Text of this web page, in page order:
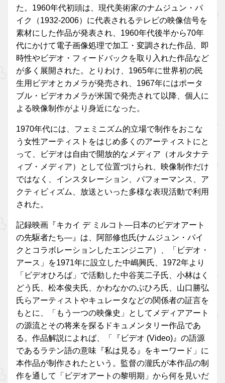
た。1960年代初頭は、現代美術家のナムジュン・パ
イク（1932-2006）に代表されるテレビの映像信号を
素材にした作品が発表され、1960年代後半から70年
代にかけて電子画像処理で加工・変調された作品、即
時性やビデオ・フィードバックを取り入れた作品など
が多く展開された。とりわけ、1965年に世界初の民
生用ビデオとカメラが発売され、1967年にはポータ
ブル・ビデオカメラが米国で発売されて以降、個人に
よる映像制作がより身近になった。
1970年代には、フェミニズム的立場で制作をおこな
う女性アーティストをはじめ多くのアーティストにと
って、ビデオは自由で開放的なメディア（オルタナテ
ィブ・メディア）として位置づけられ、映像制作だけ
ではなく、インスタレーション、パフォーマンス、ア
クティビィズム、放送といった多様な表現活動で利用
された。
記録映画『キカイ デ ミルコト—日本のビデオアート
の先駆者たち—』は、阿部修也氏(ナムジュン・パイ
クとコラボレーションしたエンジニア）、「ビデオ・
アース」を1971年に設立した中嶋興氏、1972年より
「ビデオひろば」で活動した中谷芙二子氏、小林はく
どう氏、松本俊夫氏、かわなかのぶひろ氏、山口勝弘
氏らアーティストやキュレータなどの関係者の証言を
もとに、「もう一つの映像史」としてメディアアート
の源流とその将来を探るドキュメンタリー作品であ
る。作品解説によれば、「『ビデオ (Video)』の語源
であるラテン語の意味『私は見る』をキーワード」に
本作品が制作されたという。監督の瀧氏が本作品の制
作を通して「ビデオアートの黎明期」から何を見いだ